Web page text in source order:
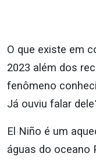
O que existe em
2023 além dos
fenômeno
Já ouviu falar
El Niño é um
águas do oceano